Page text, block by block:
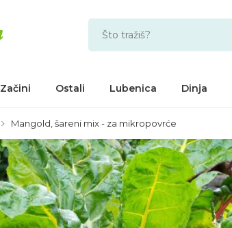
Začini Ostali Lubenica Dinja
Mangold, šareni mix - za mikropovrće